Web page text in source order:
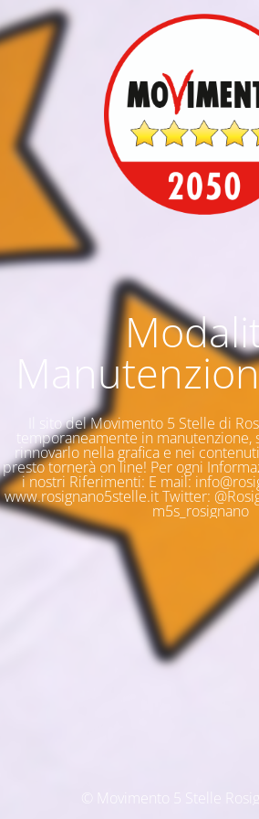
Il sito del Movimento 5 Stelle di
temporaneamente in manutenzione,
rinnovarlo nella grafica e nei
presto tornerà on line! Per ogni
i nostri Riferimenti: E mail:
www.rosignano5stelle.it Twitter:
m5s_rosignano
© Movimento 5 Stelle